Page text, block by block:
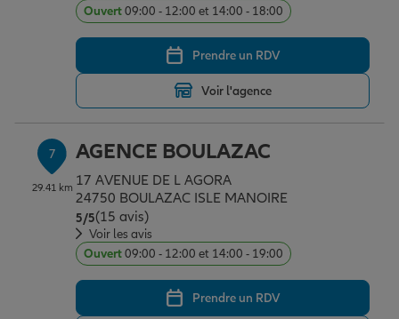
Ouvert09:00 - 12:00 et 14:00 - 18:00
Prendre un RDV
Voir l'agence
7
29.41 km
AGENCE BOULAZAC
17 AVENUE DE L AGORA
24750 BOULAZAC ISLE MANOIRE
5/5Note de 5 sur 5
(15 avis)
Voir les avis
Ouvert09:00 - 12:00 et 14:00 - 19:00
Prendre un RDV